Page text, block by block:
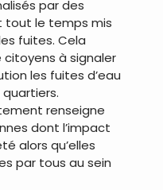
par des
tout le temps mis
fuites. Cela
à signaler
les fuites d’eau
renseigne
dont l’impact
alors qu’elles
par tous au sein